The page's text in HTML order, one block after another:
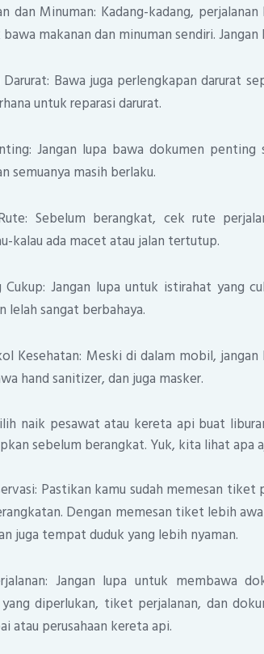
dan Minuman: Kadang-kadang,
makanan dan minuman sendiri.
Bawa juga perlengkapan darurat
untuk reparasi darurat.
Jangan lupa bawa dokumen penting
semuanya masih berlaku.
Sebelum berangkat, cek rute
kalau ada macet atau jalan tertutup.
Jangan lupa untuk istirahat yang
lelah sangat berbahaya.
Kesehatan: Meski di dalam mobil,
hand sanitizer, dan juga masker.
naik pesawat atau kereta api buat
sebelum berangkat. Yuk, kita lihat apa
Pastikan kamu sudah memesan
Dengan memesan tiket lebih
juga tempat duduk yang lebih nyaman.
Jangan lupa untuk membawa
diperlukan, tiket perjalanan, dan
atau perusahaan kereta api.